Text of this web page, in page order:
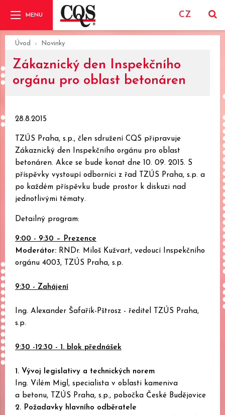
CZ
Úvod Novinky
Zákaznický den Inspekčního
orgánu pro oblast betonáren
28.8.2015
TZÚS Praha, s.p., člen sdružení CQS připravuje
Zákaznický den Inspekčního orgánu pro oblast
betonáren. Akce se bude konat dne 10. 09. 2015. S
příspěvky vystoupí odborníci z řad TZÚS Praha, s.p. a
po každém příspěvku bude prostor k diskuzi nad
jednotlivými tématy.
Detailný program:
9:00 - 9:30 – Prezence
Moderátor: RNDr. Miloš Kužvart, vedoucí Inspekčního
orgánu 4003, TZÚS Praha, s.p.
9:30 - Zahájení
Ing. Alexander Šafařík-Pštrosz - ředitel TZÚS Praha,
s.p.
9:30 -12:30 - 1. blok přednášek
1. Vývoj legislativy a technických norem
Ing. Vilém Migl, specialista v oblasti kameniva
a betonu, TZÚS Praha, s.p., pobočka České Budějovice
2. Požadavky hlavního odběratele